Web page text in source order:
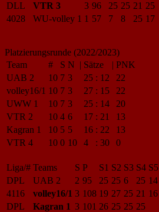
DLL
VTR 3 3 96 25 25 21 25
4028
WU-volley 1 1 57 7 8 25 17
Platzierungsrunde (2022/2023)
Team
# S N | Sätze | PNK
UAB 2
10 7 3 25 : 12
22
volley16/1 10 7 3 27 : 15
22
UWW 1
10 7 3 25 : 14
20
VTR 2
10 4 6 17 : 21
13
Kagran 1
10 5 5 16 : 22
13
VTR 4
10 0 10 4 : 30 0
Liga/# Teams S P S1 S2 S3 S4 S5
DPL
UAB 2 2 95 25 25 6 25 14
4116
volley16/1 3 108 19 27 25 21 16
DPL
Kagran 1 3 101 26 25 25 25